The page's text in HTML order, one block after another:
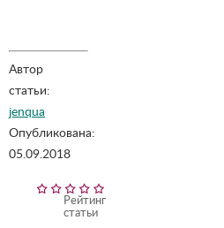
Автор
статьи:
jenqua
Опубликована:
05.09.2018
Рейтинг
статьи